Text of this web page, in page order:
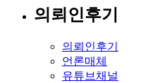
의뢰인후기
의뢰인후기
언론매체
유튜브채널